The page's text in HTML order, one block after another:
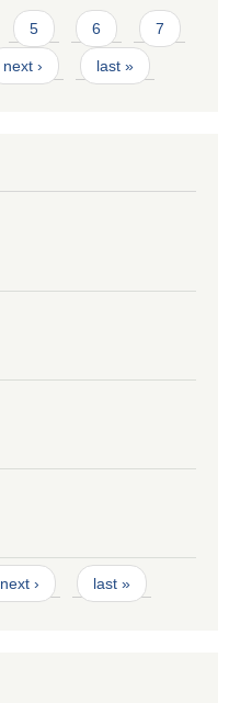
5 6 7
next › last »
next › last »